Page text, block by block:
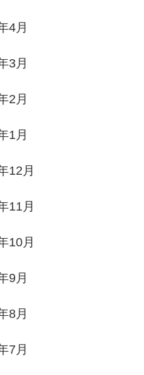
4月
3月
2月
1月
12月
11月
10月
9月
8月
7月